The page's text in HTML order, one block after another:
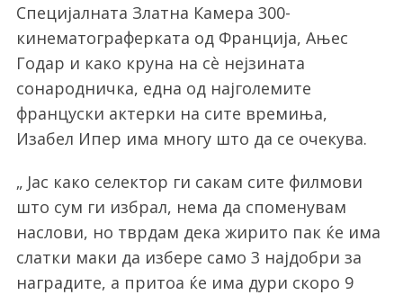
Специјалната Златна Камера 300-
кинематограферката од Франција, Ањес
Годар и како круна на сè нејзината
сонародничка, една од најголемите
француски актерки на сите времиња,
Изабел Ипер има многу што да се очекува.
„ Јас како селектор ги сакам сите филмови
што сум ги избрал, нема да споменувам
наслови, но тврдам дека жирито пак ќе има
слатки маки да избере само 3 најдобри за
наградите, а притоа ќе има дури скоро 9